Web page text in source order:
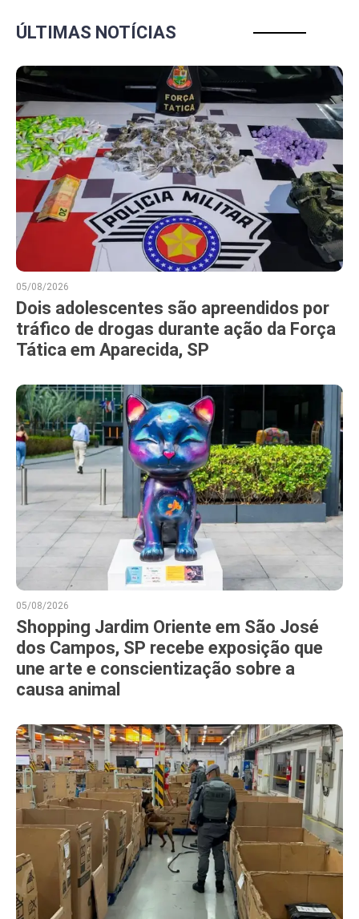
ÚLTIMAS NOTÍCIAS
05/08/2026
Dois adolescentes são apreendidos por
tráfico de drogas durante ação da Força
Tática em Aparecida, SP
05/08/2026
Shopping Jardim Oriente em São José
dos Campos, SP recebe exposição que
une arte e conscientização sobre a
causa animal